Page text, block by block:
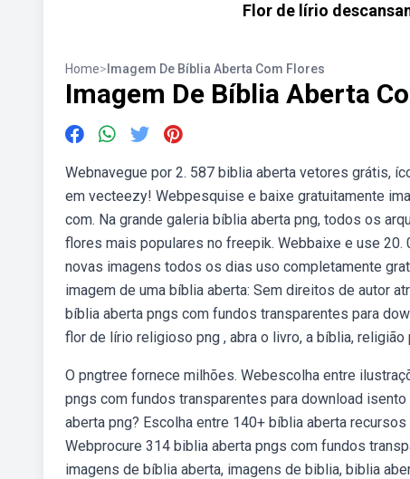
Flor de lírio
Home> Imagem De Bíblia Aberta Com Flores
Imagem De Bíblia Aberta
Webnavegue por 2. 587 biblia aberta vetores grátis,
em vecteezy! Webpesquise e baixe gratuitamente
com. Na grande galeria bíblia aberta png, todos os
flores mais populares no freepik. Webbaixe e use
novas imagens todos os dias uso completamente
imagem de uma bíblia aberta: Sem direitos de autor
bíblia aberta pngs com fundos transparentes para
flor de lírio religioso png , abra o livro, a bíblia,
O pngtree fornece milhões. Webescolha entre
pngs com fundos transparentes para download
aberta png? Escolha entre 140+ bíblia aberta
Webprocure 314 biblia aberta pngs com fundos
imagens de bíblia aberta, imagens de biblia, biblia